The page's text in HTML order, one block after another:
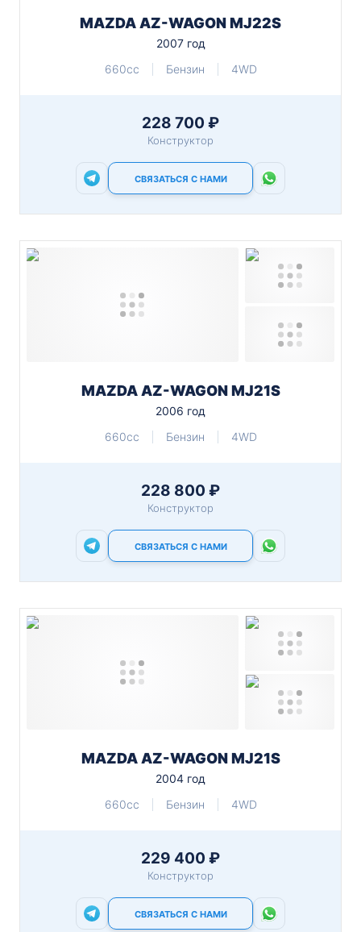
MAZDA AZ-WAGON MJ22S
2007 год
660cc
Бензин 4WD
228 700 ₽
Конструктор
СВЯЗАТЬСЯ С НАМИ
MAZDA AZ-WAGON MJ21S
2006 год
660cc
Бензин 4WD
228 800 ₽
Конструктор
СВЯЗАТЬСЯ С НАМИ
MAZDA AZ-WAGON MJ21S
2004 год
660cc
Бензин 4WD
229 400 ₽
Конструктор
СВЯЗАТЬСЯ С НАМИ